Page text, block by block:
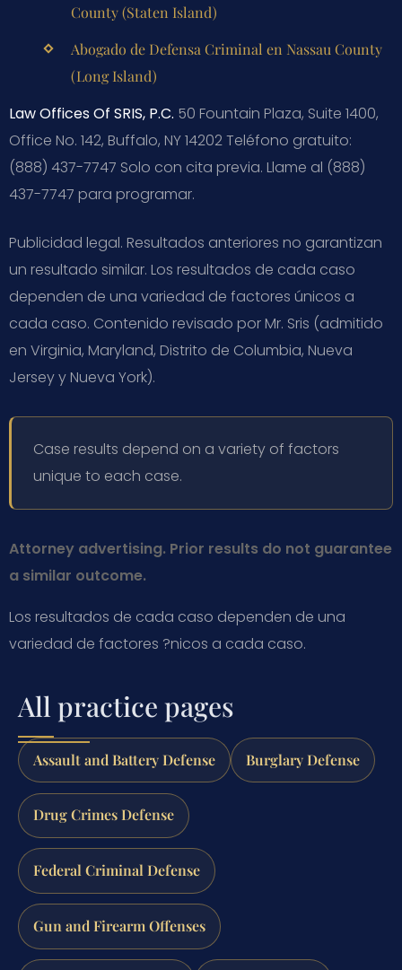
County (Staten Island)
Abogado de Defensa Criminal en Nassau County
(Long Island)
Law Offices Of SRIS, P.C. 50 Fountain Plaza, Suite 1400,
Office No. 142, Buffalo, NY 14202Teléfono gratuito:
(888) 437-7747 Solo con cita previa. Llame al (888)
437-7747 para programar.
Publicidad legal. Resultados anteriores no garantizan
un resultado similar. Los resultados de cada caso
dependen de una variedad de factores únicos a
cada caso. Contenido revisado por Mr. Sris (admitido
en Virginia, Maryland, Distrito de Columbia, Nueva
Jersey y Nueva York).
Case results depend on a variety of factors
unique to each case.
Attorney advertising. Prior results do not guarantee
a similar outcome.
Los resultados de cada caso dependen de una
variedad de factores ?nicos a cada caso.
All practice pages
Assault and Battery Defense Burglary Defense
Drug Crimes Defense
Federal Criminal Defense
Gun and Firearm Offenses